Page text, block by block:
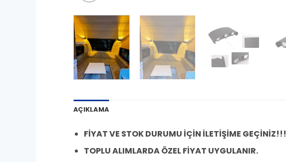
AÇIKLAMA
FİYAT VE STOK DURUMU İÇİN İLETİŞİME GEÇİNİZ!!!
TOPLU ALIMLARDA ÖZEL FİYAT UYGULANIR.